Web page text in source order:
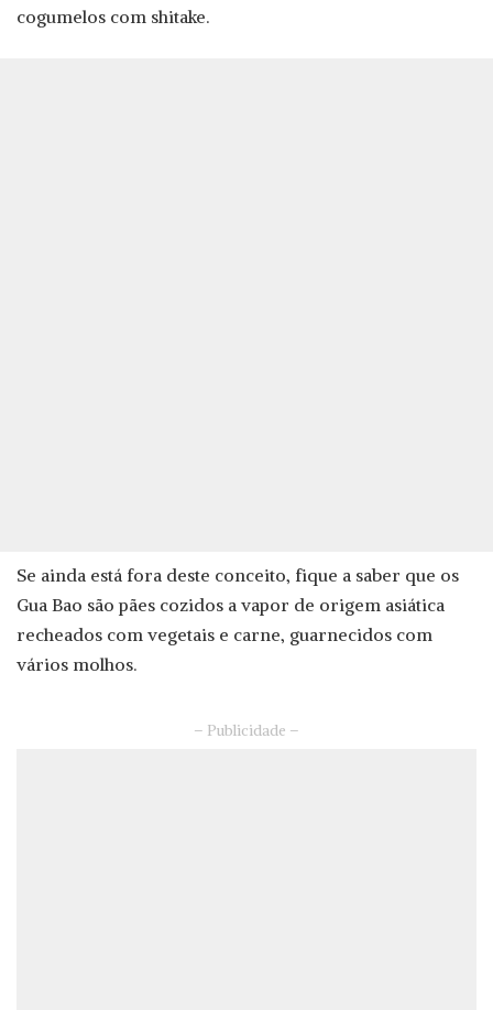
cogumelos com shitake.
Se ainda está fora deste conceito, fique a saber que os
Gua Bao são pães cozidos a vapor de origem asiática
recheados com vegetais e carne, guarnecidos com
vários molhos.
– Publicidade –